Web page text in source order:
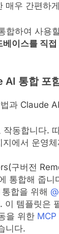
매우 간편하
합하여 사용
베이스를 직
AI 통합 포
과 Claude
동합니다.
에서 운영
구버전
통합해 줍니
합을 위해
템플릿은
을 위한
니다.